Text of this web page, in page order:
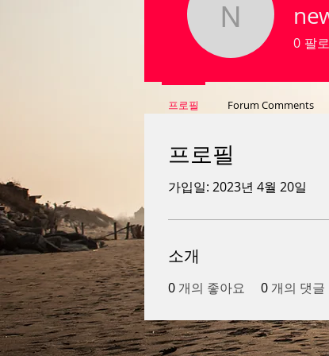
프로필
가입일: 2023년 4월 20일
소개
0 개의 좋아요 0 개의 댓글
0 팔
프로필 Forum Comments